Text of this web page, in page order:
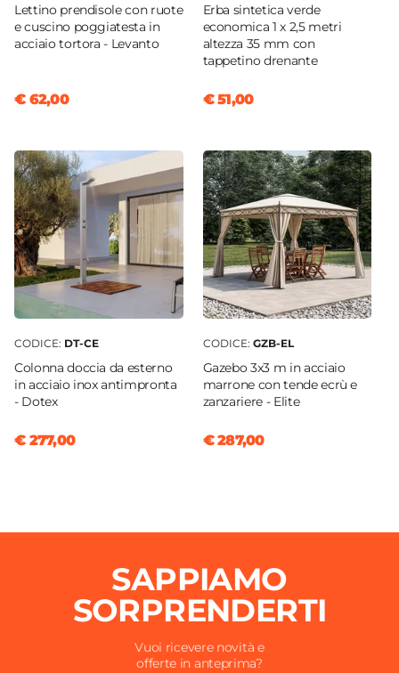
Lettino prendisole con ruote
e cuscino poggiatesta in
acciaio tortora - Levanto
€ 62,00
Erba sintetica verde
economica 1 x 2,5 metri
altezza 35 mm con
tappetino drenante
€ 51,00
CODICE: DT-CE
Colonna doccia da esterno
in acciaio inox antimpronta
- Dotex
€ 277,00
CODICE: GZB-EL
Gazebo 3x3 m in acciaio
marrone con tende ecrù e
zanzariere - Elite
€ 287,00
SAPPIAMO
SORPRENDERTI
Vuoi ricevere novità e
offerte in anteprima?